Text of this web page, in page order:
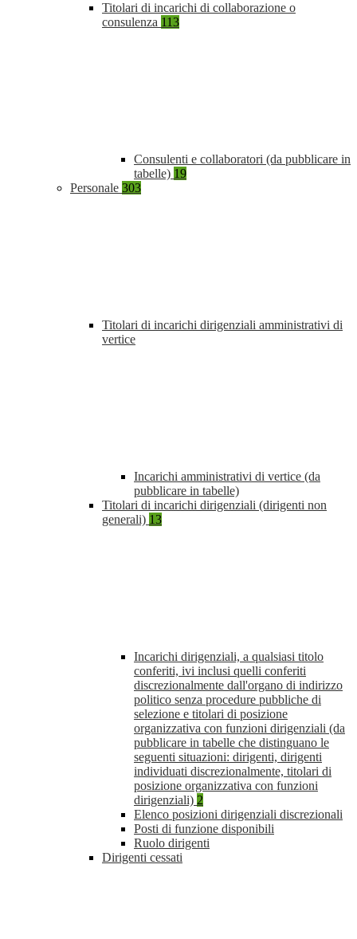
Titolari di incarichi di collaborazione o
consulenza 113
Consulenti e collaboratori (da pubblicare in
tabelle) 19
Personale 303
Titolari di incarichi dirigenziali amministrativi di
vertice
Incarichi amministrativi di vertice (da
pubblicare in tabelle)
Titolari di incarichi dirigenziali (dirigenti non
generali) 13
Incarichi dirigenziali, a qualsiasi titolo
conferiti, ivi inclusi quelli conferiti
discrezionalmente dall'organo di indirizzo
politico senza procedure pubbliche di
selezione e titolari di posizione
organizzativa con funzioni dirigenziali (da
pubblicare in tabelle che distinguano le
seguenti situazioni: dirigenti, dirigenti
individuati discrezionalmente, titolari di
posizione organizzativa con funzioni
dirigenziali) 2
Elenco posizioni dirigenziali discrezionali
Posti di funzione disponibili
Ruolo dirigenti
Dirigenti cessati